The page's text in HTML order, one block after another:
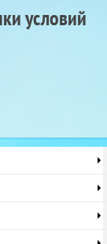
условий